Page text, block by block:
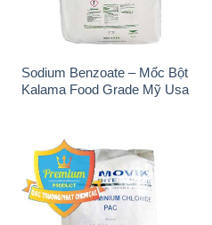
Sodium Benzoate – Mốc Bột
Kalama Food Grade Mỹ Usa